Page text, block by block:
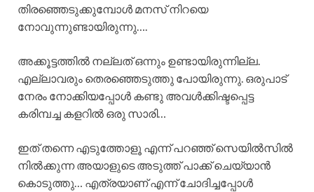
തിരഞ്ഞെടുക്കുമ്പോൾ മനസ് നിറയെ
നോവുന്നുണ്ടായിരുന്നു….
അക്കൂട്ടത്തിൽ നല്ലത് ഒന്നും ഉണ്ടായിരുന്നില്ല.
എല്ലാവരും തെരഞ്ഞെടുത്തു പോയിരുന്നു. ഒരുപാട്
നേരം നോക്കിയപ്പോൾ കണ്ടു അവൾക്കിഷ്ടപ്പെട്ട
കരിമ്പച്ച കളറിൽ ഒരു സാരി…
ഇത് തന്നെ എടുത്തോളൂ എന്ന് പറഞ്ഞ് സെയിൽസിൽ
നിൽക്കുന്ന അയാളുടെ അടുത്ത് പാക്ക് ചെയ്യാൻ
കൊടുത്തു… എത്രയാണ് എന്ന് ചോദിച്ചപ്പോൾ